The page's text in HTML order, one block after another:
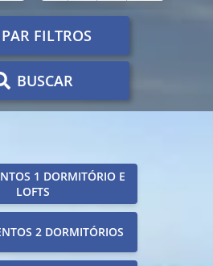
FILTROS
BUSCAR
1 DORMITÓRIO E
LOFTS
2 DORMITÓRIOS